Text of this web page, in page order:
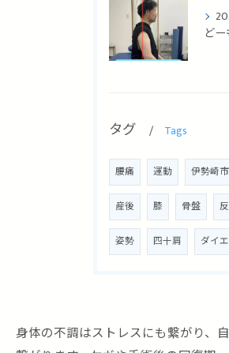
ど
タグ Tags
腰痛 運動 伊勢崎市
産後 膝 骨盤
姿勢 四十肩 ダイ
身体の不調はストレスにも繋がり、